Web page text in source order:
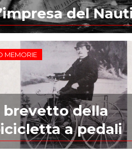
del
MEMORIE
brevetto della
a pedali